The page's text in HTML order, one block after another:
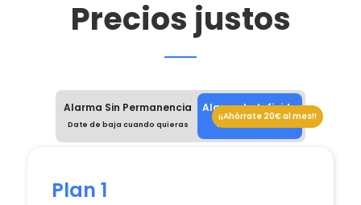
Precios justos
Alarma Sin Permanencia
Date de baja cuando quieras
Alarma Indefinida
Mínimo 9 meses
¡¡Ahórrate 20€ al mes!!
Plan 1